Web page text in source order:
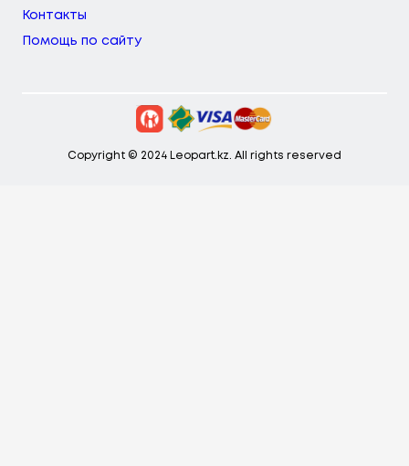
Контакты
Помощь по сайту
Copyright © 2024 Leopart.kz. All rights reserved